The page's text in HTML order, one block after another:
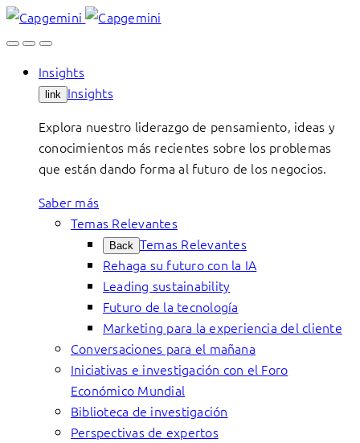
Skip
to
Insights
link Insights
Explora nuestro liderazgo de pensamiento, ideas y
conocimientos más recientes sobre los problemas
que están dando forma al futuro de los negocios.
Saber más
Temas Relevantes
Back Temas Relevantes
Rehaga su futuro con la IA
Leading sustainability
Futuro de la tecnología
Marketing para la experiencia del cliente
Conversaciones para el mañana
Iniciativas e investigación con el Foro
Económico Mundial
Biblioteca de investigación
Perspectivas de expertos